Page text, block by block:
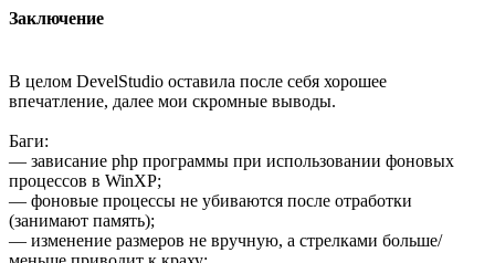
Заключение
В целом DevelStudio оставила после себя хорошее
впечатление, далее мои скромные выводы.
Баги:
— зависание php программы при использовании фоновых
процессов в WinXP;
— фоновые процессы не убиваются после отработки
(занимают память);
— изменение размеров не вручную, а стрелками больше/